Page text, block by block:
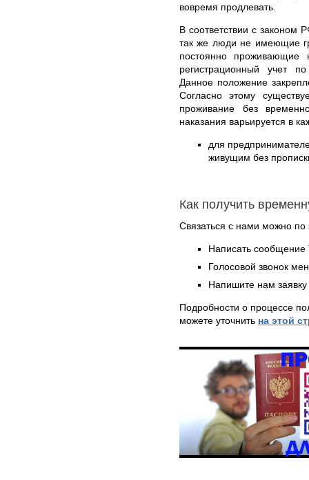
вовремя продлевать.
В соответствии с законом
так же люди не имеющие
постоянно
регистрационный учет
Данное положение
Согласно этому
проживание без
наказания варьируется в
для
живущим без
Как получить
Связаться с нами можно по
Написать
Голосовой звонок
Напишите нам
Подробности о процессе
можете уточнить на этой